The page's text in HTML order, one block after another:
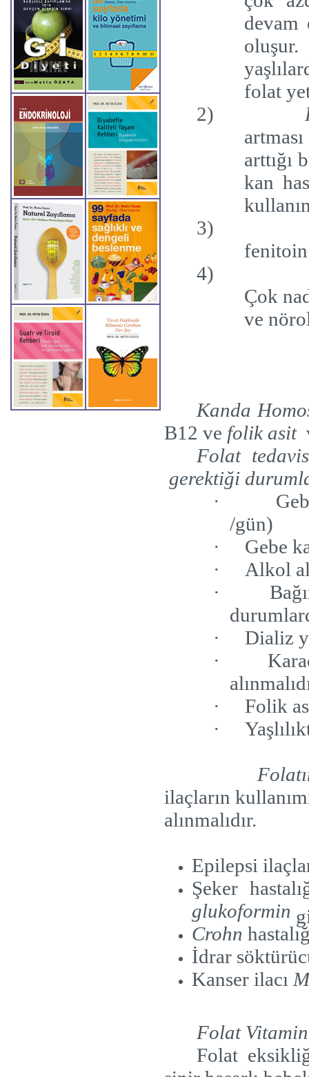
devam
folat
2)
arttığı
kan
3)
4)
Çok
ve
Kanda
B12 ve folik asit
Folat
gerektiği
·
/gün)
·
Gebe
·
Alkol
·
·
Dializ
·
·
Folik
·
ilaçların
alınmalıdır.
Epilepsi
Şeker
glukoformin
Crohn
İdrar
Kanser ilacı
Folat
Folat